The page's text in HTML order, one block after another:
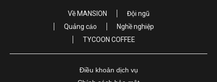
Về MANSION
Đội ngũ
Quảng cáo
Nghề nghiệp
TYCOON COFFEE
Điều khoản dịch vụ